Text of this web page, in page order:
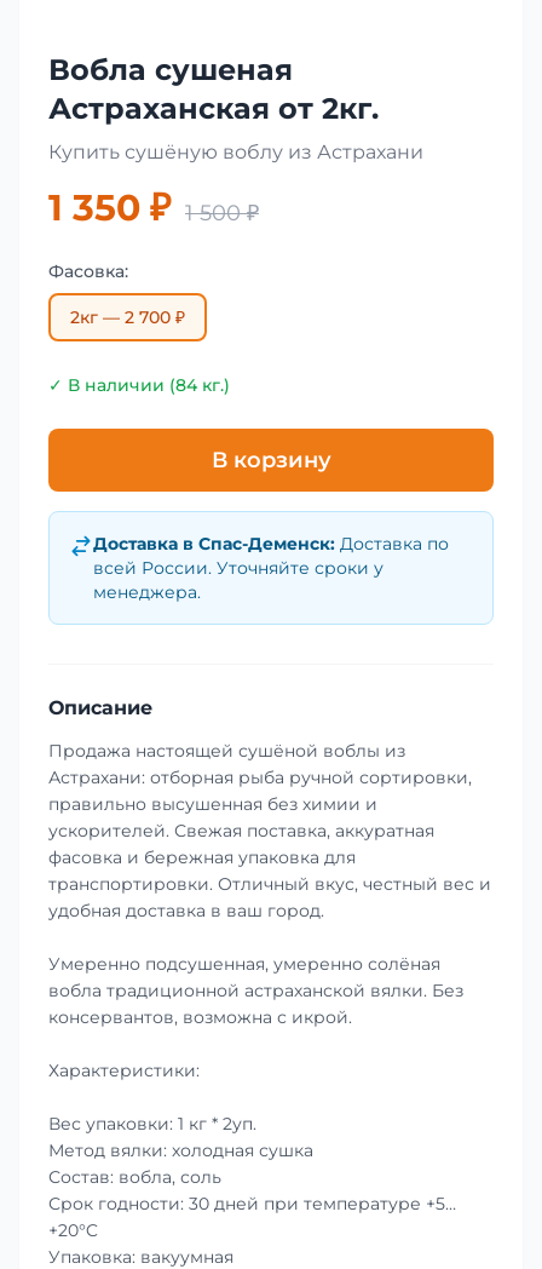
Вобла сушеная
Астраханская от 2кг.
Купить сушёную воблу из Астрахани
1 350 ₽ 1 500 ₽
Фасовка:
2кг — 2 700 ₽
✓ В наличии (84 кг.)
В корзину
Доставка в Спас-Деменск: Доставка по
всей России. Уточняйте сроки у
менеджера.
Описание
Продажа настоящей сушёной воблы из
Астрахани: отборная рыба ручной сортировки,
правильно высушенная без химии и
ускорителей. Свежая поставка, аккуратная
фасовка и бережная упаковка для
транспортировки. Отличный вкус, честный вес и
удобная доставка в ваш город.
Умеренно подсушенная, умеренно солёная
вобла традиционной астраханской вялки. Без
консервантов, возможна с икрой.
Характеристики:
Вес упаковки: 1 кг * 2уп.
Метод вялки: холодная сушка
Состав: вобла, соль
Срок годности: 30 дней при температуре +5…
+20°C
Упаковка: вакуумная